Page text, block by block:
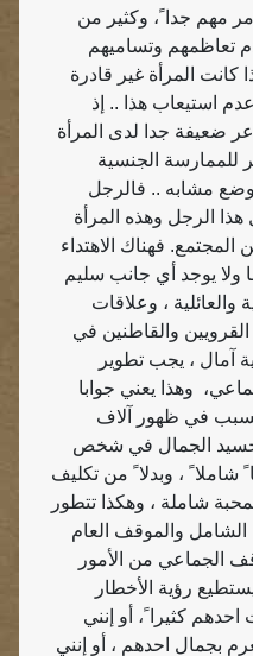
مهم جدا ً، وكثير من
تعاظمهم وتساميهم
المرأة غير قادرة
استيعاب هذا .. إذ
ضعيفة جدا لدى المرأة
للممارسة الجنسية
مشابه .. فالرجل
الرجل وهذه المرأة
فهناك الاهتداء
ولا يوجد أي جانب سليم
، وعلاقات
والقاطنين في
آمال ، يجب تطوير
وهذا يعني جوابا
في ظهور آلاف
الجمال في شخص
، وبدلا ً من تكليف
شاملة ، وهكذا تتطور
والموقف العام
الجماعي من الأمور
رؤية الأخطار
كثيرا ً، أو إنني
بجمال احدهم ، أو إنني